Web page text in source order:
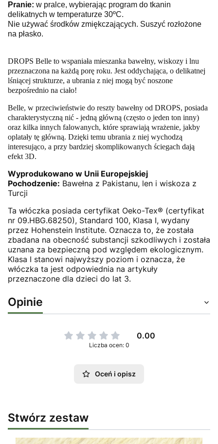
Pranie: w pralce, wybierając program do tkanin
delikatnych w temperaturze 30ºC.
Nie używać środków zmiękczających. Suszyć rozłożone
na płasko.
DROPS Belle to wspaniała mieszanka bawełny, wiskozy i lnu
przeznaczona na każdą porę roku. Jest oddychająca, o delikatnej
lśniącej strukturze, a ubrania z niej mogą być noszone
bezpośrednio na ciało!
Belle, w przeciwieństwie do reszty bawełny od DROPS, posiada
charakterystyczną nić - jedną główną (często o jeden ton inny)
oraz kilka innych falowanych, które sprawiają wrażenie, jakby
oplatały tę główną. Dzięki temu ubrania z niej wychodzą
interesująco, a przy bardziej skomplikowanych ściegach dają
efekt 3D.
Wyprodukowano w Unii Europejskiej
Pochodzenie: Bawełna z Pakistanu, len i wiskoza z
Turcji
Ta włóczka posiada certyfikat Oeko-Tex® (certyfikat
nr 09.HBG.68250), Standard 100, Klasa I, wydany
przez Hohenstein Institute. Oznacza to, że została
zbadana na obecność substancji szkodliwych i została
uznana za bezpieczną pod względem ekologicznym.
Klasa I stanowi najwyższy poziom i oznacza, że
włóczka ta jest odpowiednia na artykuły
przeznaczone dla dzieci do lat 3.
Opinie
0.00
Liczba ocen: 0
Oceń i opisz
Stwórz zestaw